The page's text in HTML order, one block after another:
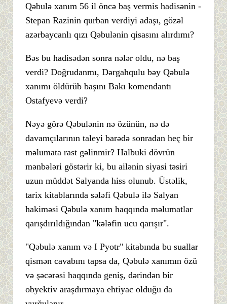
Qəbulə xanım 56 il öncə baş vermis hadisənin -
Stepan Razinin qurban verdiyi adaşı, gözəl
azərbaycanlı qızı Qəbulənin qisasını alırdımı?
Bəs bu hadisədən sonra nələr oldu, nə baş
verdi? Doğrudanmı, Dərgahqulu bəy Qəbulə
xanımı öldürüb başını Bakı komendantı
Ostafyevə verdi?
Nəyə görə Qəbulənin nə özünün, nə də
davamçılarının taleyi barədə sonradan heç bir
məlumata rast gəlinmir? Halbuki dövrün
mənbələri göstərir ki, bu ailənin siyasi təsiri
uzun müddət Salyanda hiss olunub. Üstəlik,
tarix kitablarında sələfi Qəbulə ilə Salyan
hakiməsi Qəbulə xanım haqqında məlumatlar
qarışdırıldığından "kələfin ucu qarışır".
"Qəbulə xanım və I Pyotr" kitabında bu suallar
qismən cavabını tapsa da, Qəbulə xanımın özü
və şəcərəsi haqqında geniş, dərindən bir
obyektiv araşdırmaya ehtiyac olduğu da